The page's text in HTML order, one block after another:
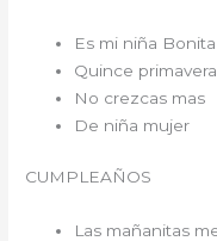
Es mi niña Bonita
Quince
No crezcas mas
De niña mujer
CUMPLEAÑOS
Las mañanitas